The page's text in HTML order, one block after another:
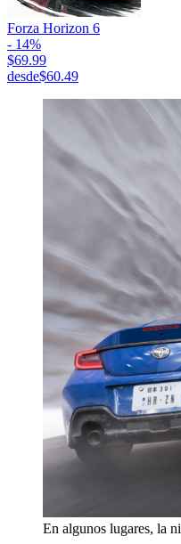
Forza Horizon 6
- 14%
$69.99
desde$60.49
En algunos lugares, la